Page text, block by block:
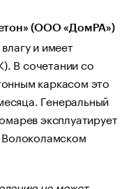
(ООО «ДомРА»)
и имеет
В сочетании со
каркасом это
Генеральный
эксплуатирует